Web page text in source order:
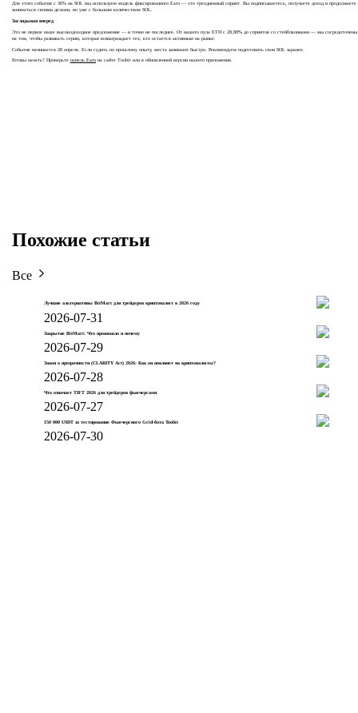
Для этого события с 36% на SOL мы используем модель фиксированного Earn — это трехдневный спринт. Вы подписываетесь, получаете доход и продолжаете
заниматься своими делами, но уже с большим количеством SOL.
Заглядывая вперед
Это не первое наше высокодоходное предложение — и точно не последнее. От нашего пула ETH с 28,88% до спринтов со стейблкоинами — мы сосредоточены
на том, чтобы развивать серию, которая вознаграждает тех, кто остается активным на рынке.
Событие начинается 28 апреля. Если судить по прошлому опыту, места занимают быстро. Рекомендуем подготовить свои SOL заранее.
Готовы начать? Проверьте панель Earnна сайте Toobit или в обновленной версии нашего приложения.
Похожие статьи
Все
Лучшие альтернативы BitMart для трейдеров криптовалют в 2026 году
2026-07-31
Закрытие BitMart: Что произошло и почему
2026-07-29
Закон о прозрачности (CLARITY Act) 2026: Как он повлияет на криптовалюты?
2026-07-28
Что означает TIFT 2026 для трейдеров фьючерсами
2026-07-27
150 000 USDT за тестирование Фьючерсного Grid-бота Toobit
2026-07-30